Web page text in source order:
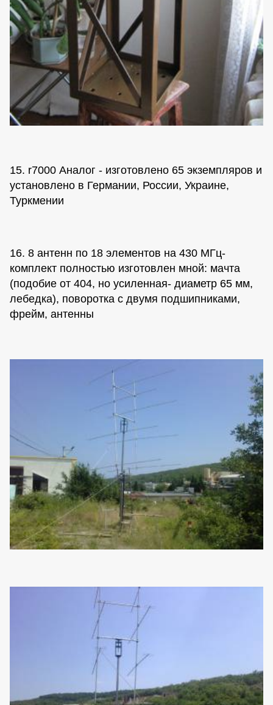
15. r7000 Аналог - изготовлено 65 экземпляров и
установлено в Германии, России, Украине,
Туркмении
16. 8 антенн по 18 элементов на 430 МГц-
комплект полностью изготовлен мной: мачта
(подобие от 404, но усиленная- диаметр 65 мм,
лебедка), поворотка с двумя подшипниками,
фрейм, антенны